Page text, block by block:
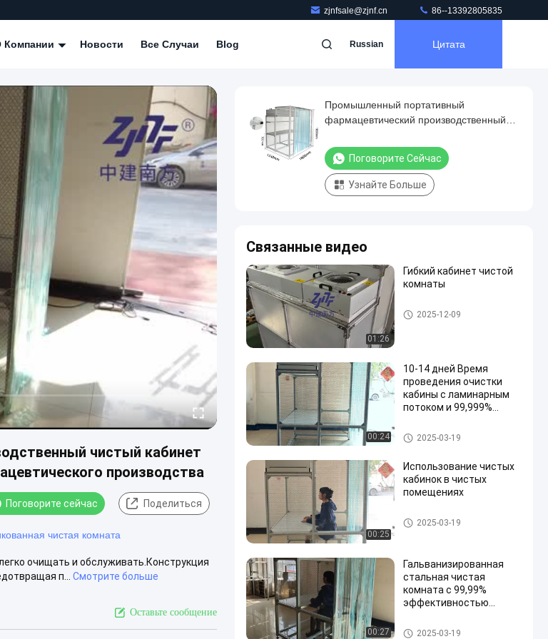
zjnfsale@zjnf.cn 86--13392805835
Компании Новости Все Случаи Blog Russian Цитата
чистый кабинет
производства
Поговорите сейчас Поделиться
чистая комната
очищать и обслуживать.Конструкция
п...
Смотрите больше
Оставьте сообщение
Промышленный портативный
фармацевтический производственный
давления и индивидуального
фармацевтического производства
Поговорите Сейчас
Узнайте Больше
Связанные видео
01:26
Гибкий кабинет чистой
комнаты
Чистая комната
2025-12-09
00:24
10-14 дней Время
проведения очистки
кабины с ламинарным
потоком и 99,999%
Um Hepa фильтры
Чистая комната
2025-03-19
00:25
Использование чистых
кабинок в чистых
помещениях
Чистая комната
2025-03-19
00:27
Гальванизированная
стальная чистая
комната с 99,99%
эффективностью
эффективностью
Чистая комната
2025-03-19